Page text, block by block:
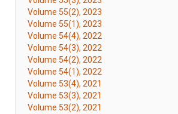
Volume 55(2), 2023
Volume 55(1), 2023
Volume 54(4), 2022
Volume 54(3), 2022
Volume 54(2), 2022
Volume 54(1), 2022
Volume 53(4), 2021
Volume 53(3), 2021
Volume 53(2), 2021